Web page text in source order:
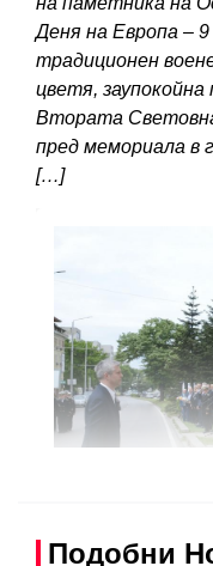
Деня на Европа –
традиционен
цветя,
Втората
пред мемориала в
[…]
Подобни